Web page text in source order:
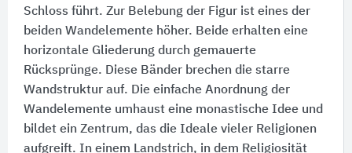
Schloss führt. Zur Belebung der Figur ist eines der
beiden Wandelemente höher. Beide erhalten eine
horizontale Gliederung durch gemauerte
Rücksprünge. Diese Bänder brechen die starre
Wandstruktur auf. Die einfache Anordnung der
Wandelemente umhaust eine monastische Idee und
bildet ein Zentrum, das die Ideale vieler Religionen
aufgreift. In einem Landstrich, in dem Religiosität